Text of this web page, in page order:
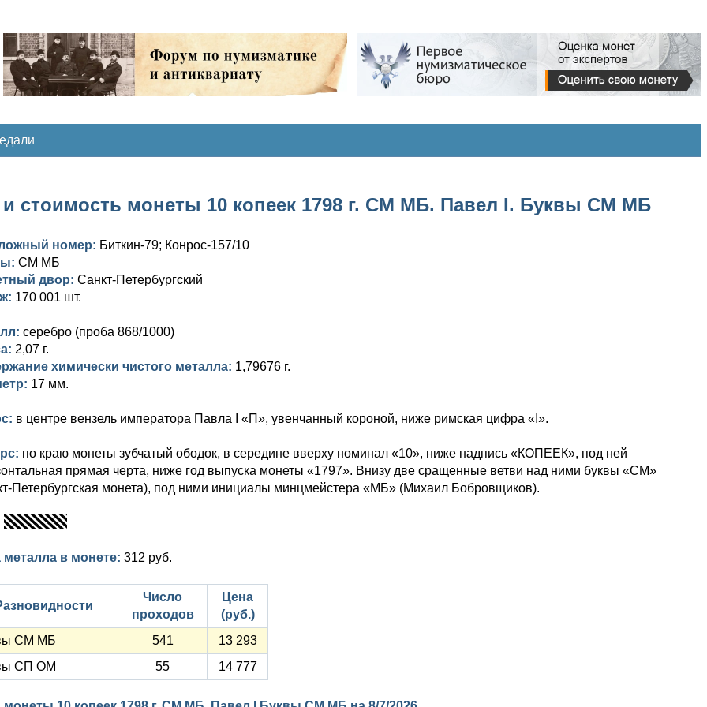
стоимость монеты 10 копеек 1798 г. СМ МБ. Павел I. Буквы СМ МБ
номер: Биткин-79; Конрос-157/10
СМ МБ
двор: Санкт-Петербургский
170 001 шт.
серебро (проба 868/1000)
2,07 г.
химически чистого металла: 1,79676 г.
17 мм.
в центре вензель императора Павла I «П», увенчанный короной, ниже римская цифра «I».
по краю монеты зубчатый ободок, в середине вверху номинал «10», ниже надпись «КОПЕЕК», под ней
прямая черта, ниже год выпуска монеты «1797». Внизу две сращенные ветви над ними буквы «СМ»
Петербургская монета), под ними инициалы минцмейстера «МБ» (Михаил Бобровщиков).
металла в монете: 312 руб.
Число
проходов
Цена
(руб.)
СМ МБ
541
13 293
СП ОМ
55 14 777